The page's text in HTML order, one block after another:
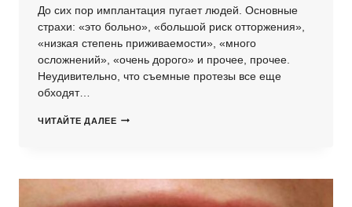
До сих пор имплантация пугает людей. Основные
страхи: «это больно», «большой риск отторжения»,
«низкая степень приживаемости», «много
осложнений», «очень дорого» и прочее, прочее.
Неудивительно, что съемные протезы все еще
обходят…
ЧИТАЙТЕ ДАЛЕЕ ПРАВДА
БОЛЬНО?